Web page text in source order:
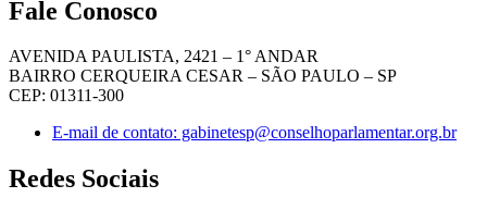
Fale Conosco
AVENIDA PAULISTA, 2421 – 1° ANDAR
BAIRRO CERQUEIRA CESAR – SÃO PAULO – SP
CEP: 01311-300
E-mail de contato: gabinetesp@conselhoparlamentar.org.br
Redes Sociais